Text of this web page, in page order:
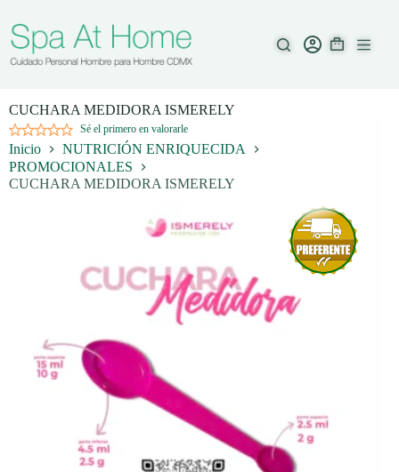
contenido
CUCHARA MEDIDORA ISMERELY
Sé el primero en valorarle
Inicio
NUTRICIÓN ENRIQUECIDA
PROMOCIONALES
CUCHARA MEDIDORA ISMERELY